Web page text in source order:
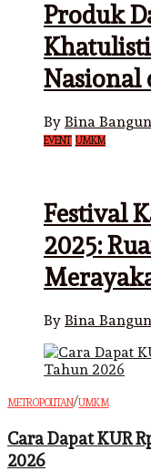
Produk
Nasional
By Bina
EVENT UMKM
Festival
2025:
By Bina
METROPOLITAN/UMKM
Cara Dapat KUR
2026